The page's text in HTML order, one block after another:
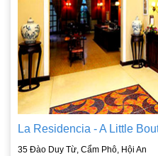
La Residencia - A Little
35 Đào Duy Từ, Cẩm Phô, Hội An